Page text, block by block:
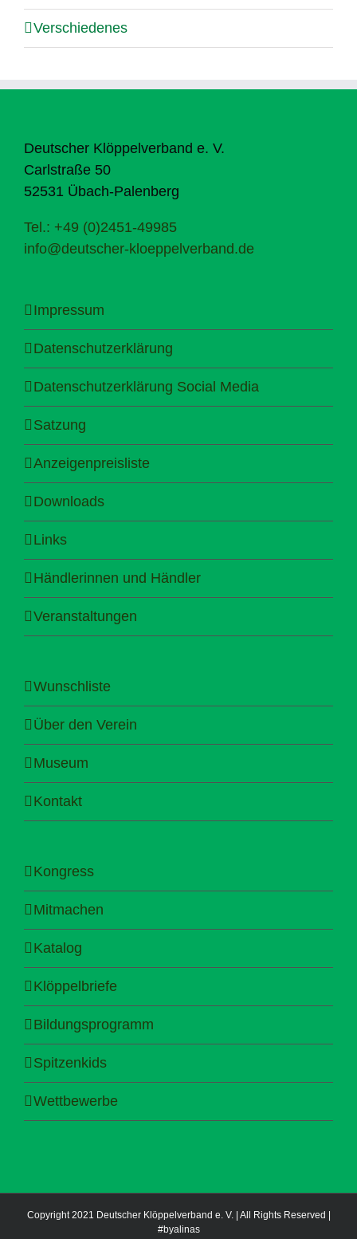
Verschiedenes
Deutscher Klöppelverband e. V.
Carlstraße 50
52531 Übach-Palenberg
Tel.: +49 (0)2451-49985
info@deutscher-kloeppelverband.de
Impressum
Datenschutzerklärung
Datenschutzerklärung Social Media
Satzung
Anzeigenpreisliste
Downloads
Links
Händlerinnen und Händler
Veranstaltungen
Wunschliste
Über den Verein
Museum
Kontakt
Kongress
Mitmachen
Katalog
Klöppelbriefe
Bildungsprogramm
Spitzenkids
Wettbewerbe
Copyright 2021 Deutscher Klöppelverband e. V. | All Rights Reserved |
#byalinas